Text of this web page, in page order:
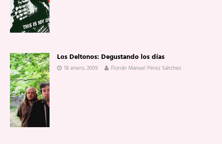
Los Deltonos: Degustando los días
18 enero, 2009 Florián Manuel Pérez Sánchez